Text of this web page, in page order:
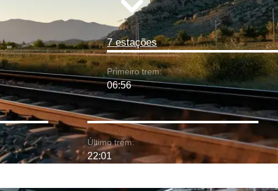
7 estações
Primeiro trem:
06:56
Último trem:
22:01